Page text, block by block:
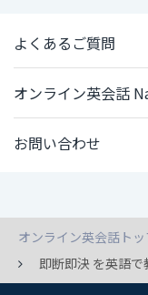
よくあるご質問
オンライン英会話
お問い合わせ
オンライン英会話ト
即断即決 を英語で